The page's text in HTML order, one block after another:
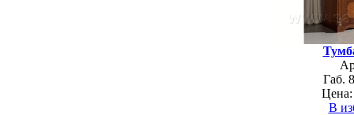
Габ.
Цена:
В